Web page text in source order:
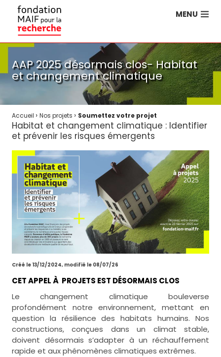
MENU
AAP 2025 désormais clos- Habitat
et changement climatique
Accueil › Nos projets › Soumettez votre projet
Habitat et changement climatique : Identifier
et prévenir les risques émergents
Créé le 13/12/2024, modifié le 08/07/26
CET APPEL À PROJETS EST DÉSORMAIS CLOS
Le changement climatique bouleverse
profondément notre environnement, mettant en
question la résilience des habitats humains. Nos
constructions, conçues dans un climat stable,
doivent désormais s’adapter à un réchauffement
rapide et aux phénomènes climatiques extrêmes.